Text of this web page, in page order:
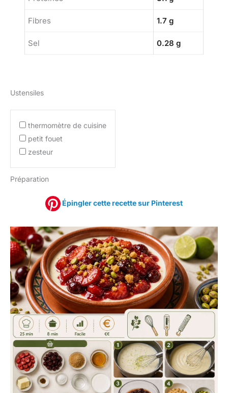
Fibres 1.7 g
Sel 0.28 g
Ustensiles
thermomètre de cuisine
petit fouet
zesteur
Préparation
Épingler cette recette sur Pinterest